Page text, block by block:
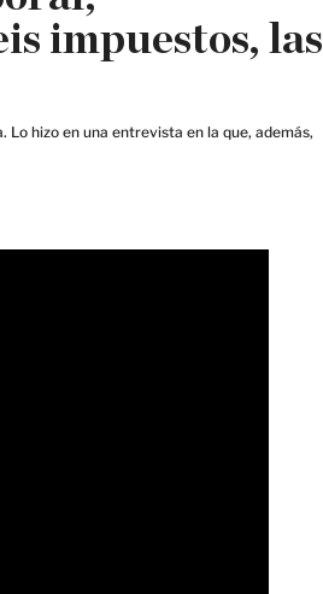
impuestos, las
hizo en una entrevista en la que, además,